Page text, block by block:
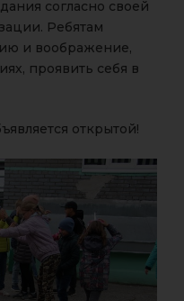
согласно своей
Ребятам
и воображение,
проявить себя в
открытой!